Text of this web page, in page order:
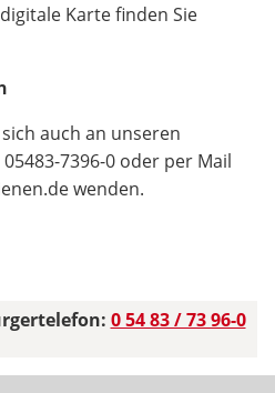
Karte finden Sie
auch an unseren
7396-0 oder per Mail
wenden.
0 54 83 / 73 96-0